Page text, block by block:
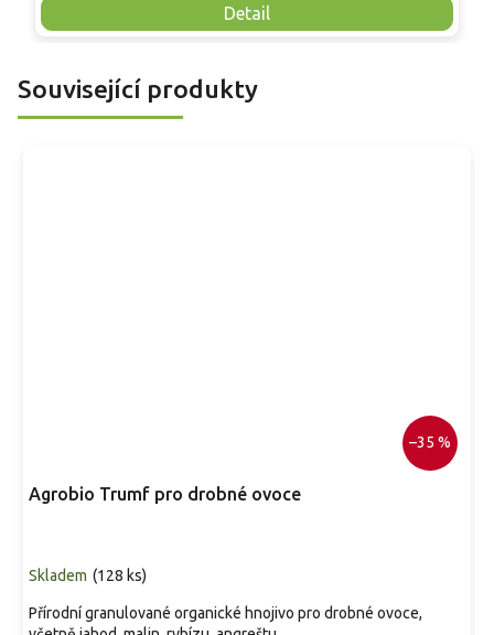
Detail
dozrávají v červenci. Vhodné k přímé konzumaci i zpracování,
obsahují vitamín C, pektiny a antioxidanty. Odolná mrazu a
Související produkty
–35 %
Agrobio Trumf pro drobné ovoce
Skladem (128 ks)
Přírodní granulované organické hnojivo pro drobné ovoce,